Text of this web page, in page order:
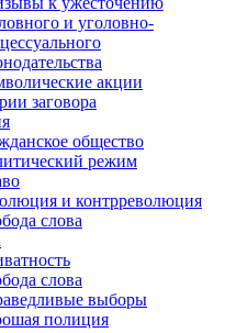
и уголовно-
акции
заговора
общество
режим
и контрреволюция
слова
слова
выборы
полиция